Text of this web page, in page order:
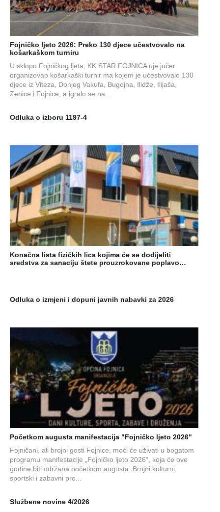
Fojničko ljeto 2026: Preko 130 djece učestvovalo na
košarkaškom turniru
U sklopu Fojničkog ljeta, KK STAR FOJNICA uje jučer
organizovao košarkaški turnir ma kojem je učestvovalo 130
djece iz Viteza, Donjeg Vakufa, Bugojna, Ilidže, Ilijaša,
Zenice i Fojnice, a igralo se na...
Odluka o izboru 1197-4
Konačna lista fizičkih lica kojima će se dodijeliti
sredstva za sanaciju štete prouzrokovane poplavo…
Odluka o izmjeni i dopuni javnih nabavki za 2026
Početkom augusta manifestacija "Fojničko ljeto 2026"
Fojničani, ali brojni gosti Fojnice, moći će uživati u bogatom
programu manifestacije „Fojničko ljeto 2026“, koja će ove
godine biti održana početkom augusta. Brojni kulturni,
sportski i zabavni pro...
Službene novine 4/2026